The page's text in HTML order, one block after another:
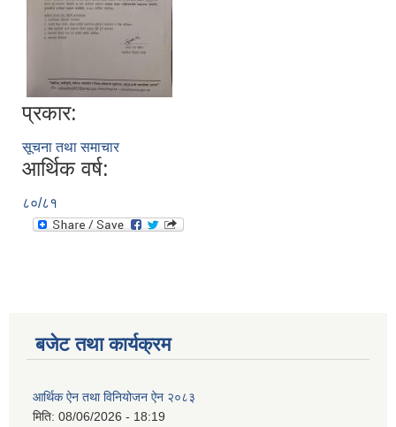
प्रकार:
सूचना तथा समाचार
आर्थिक वर्ष:
८०/८१
बजेट तथा कार्यक्रम
आर्थिक ऐन तथा विनियोजन ऐन २०८३
मिति: 08/06/2026 - 18:19